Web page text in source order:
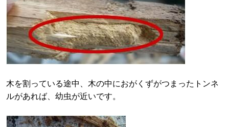
木を割っている途中、木の中におがくずがつまったトンネ
ルがあれば、幼虫が近いです。